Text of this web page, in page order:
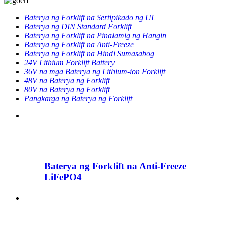
Baterya ng Forklift na Sertipikado ng UL
Baterya ng DIN Standard Forklift
Baterya ng Forklift na Pinalamig ng Hangin
Baterya ng Forklift na Anti-Freeze
Baterya ng Forklift na Hindi Sumasabog
24V Lithium Forklift Battery
36V na mga Baterya ng Lithium-ion Forklift
48V na Baterya ng Forklift
80V na Baterya ng Forklift
Pangkarga ng Baterya ng Forklift
Baterya ng Forklift na Anti-Freeze
LiFePO4